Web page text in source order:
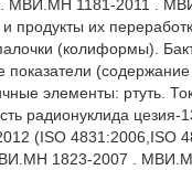
МВИ.МН 1181-2011 .
их
(колиформы).
(содержание
элементы: ртуть.
радионуклида
(ISO 4831:2006,ISO
1823-2007 .